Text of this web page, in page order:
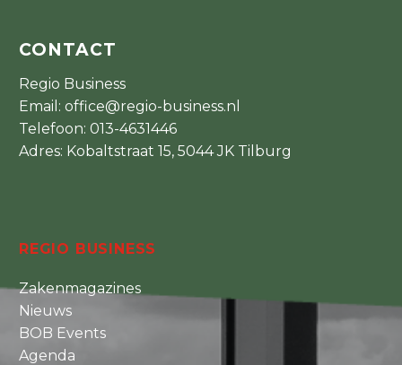
CONTACT
Regio Business
Email: office@regio-business.nl
Telefoon: 013-4631446
Adres: Kobaltstraat 15, 5044 JK Tilburg
REGIO BUSINESS
Zakenmagazines
Nieuws
BOB Events
Agenda